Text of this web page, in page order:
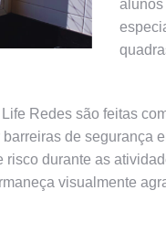
alunos
Redes são feitas
de segurança
durante as
visualmente